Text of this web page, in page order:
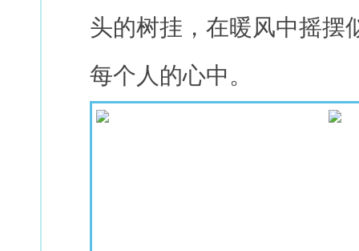
头的树挂，在暖风中摇摆
每个人的心中。